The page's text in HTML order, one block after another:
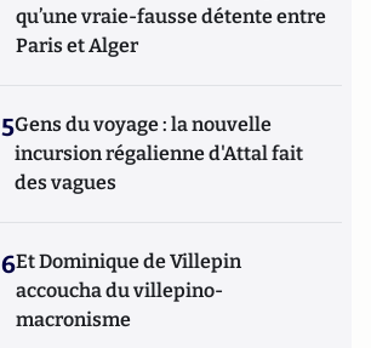
qu’une vraie-fausse détente entre
Paris et Alger
5Gens du voyage : la nouvelle
incursion régalienne d'Attal fait
des vagues
6Et Dominique de Villepin
accoucha du villepino-
macronisme